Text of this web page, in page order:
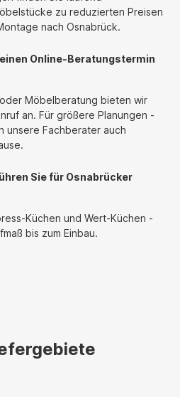
zu reduzierten Preisen
nach Osnabrück.
Online-Beratungstermin
Möbelberatung bieten wir
an. Für größere Planungen -
unsere Fachberater auch
Sie für Osnabrücker
Küchen und Wert-Küchen -
bis zum Einbau.